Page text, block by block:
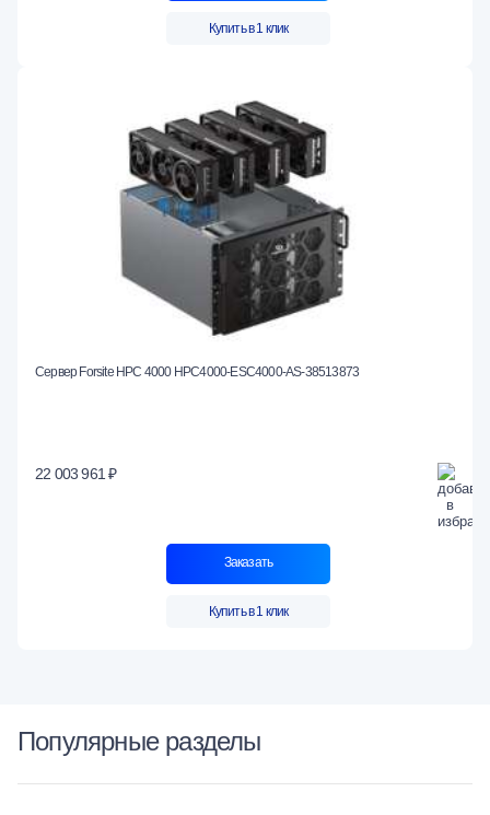
Купить в 1 клик
Сервер Forsite HPC 4000 HPC4000-ESC4000-AS-38513873
22 003 961 ₽
Заказать
Купить в 1 клик
Популярные разделы